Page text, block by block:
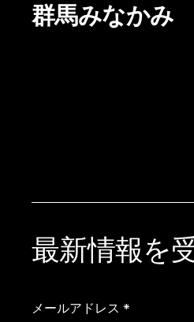
群馬みなかみ
最新情報を
メールアドレス